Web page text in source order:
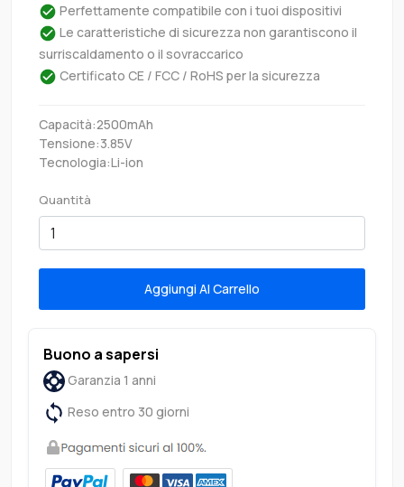
Perfettamente compatibile con i tuoi dispositivi
Le caratteristiche di sicurezza non garantiscono il
surriscaldamento o il sovraccarico
Certificato CE / FCC / RoHS per la sicurezza
Capacità:2500mAh
Tensione:3.85V
Tecnologia:Li-ion
Quantità
Aggiungi Al Carrello
Buono a sapersi
Garanzia 1 anni
Reso entro 30 giorni